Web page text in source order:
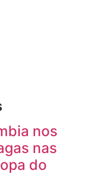
nos
nas
do